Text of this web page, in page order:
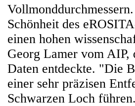
Schönheit des
einen hohen
Georg Lamer vom AIP,
Daten entdeckte. "Die
einer sehr präzisen
Schwarzen Loch